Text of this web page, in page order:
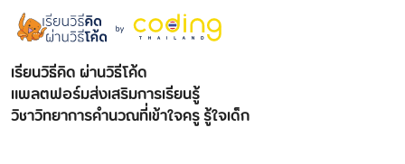
เรียนวิธีคิด ผ่านวิธีโค้ด
แพลตฟอร์มส่งเสริมการเรียนรู้
วิชาวิทยาการคำนวณที่เข้าใจครู รู้ใจเด็ก